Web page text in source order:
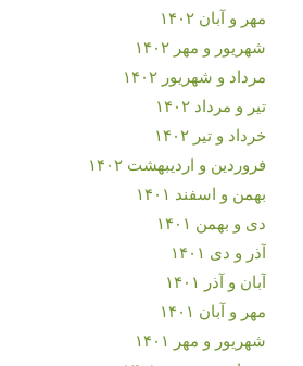
مهر و آبان ۱۴۰۲
شهریور و مهر ۱۴۰۲
مرداد و شهریور ۱۴۰۲
تیر و مرداد ۱۴۰۲
خرداد و تیر ۱۴۰۲
فروردین و اردیبهشت ۱۴۰۲
بهمن و اسفند ۱۴۰۱
دی و بهمن ۱۴۰۱
آذر و دی ۱۴۰۱
آبان و آذر ۱۴۰۱
مهر و آبان ۱۴۰۱
شهریور و مهر ۱۴۰۱